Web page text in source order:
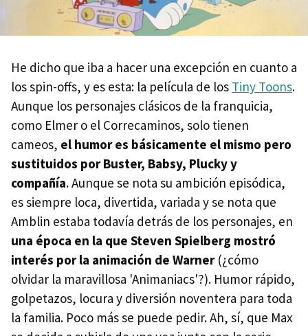
He dicho que iba a hacer una excepción en cuanto a
los spin-offs, y es esta: la película de los Tiny Toons.
Aunque los personajes clásicos de la franquicia,
como Elmer o el Correcaminos, solo tienen
cameos, el humor es básicamente el mismo pero
sustituidos por Buster, Babsy, Plucky y
compañía. Aunque se nota su ambición episódica,
es siempre loca, divertida, variada y se nota que
Amblin estaba todavía detrás de los personajes, en
una época en la que Steven Spielberg mostró
interés por la animación de Warner(¿cómo
olvidar la maravillosa 'Animaniacs'?). Humor rápido,
golpetazos, locura y diversión noventera para toda
la familia. Poco más se puede pedir. Ah, sí, que Max